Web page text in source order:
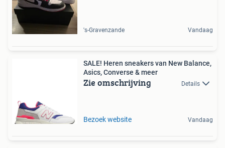
's-Gravenzande Vandaag
SALE! Heren sneakers van New Balance,
Asics, Converse & meer
Zie omschrijving Details
Bezoek website Vandaag